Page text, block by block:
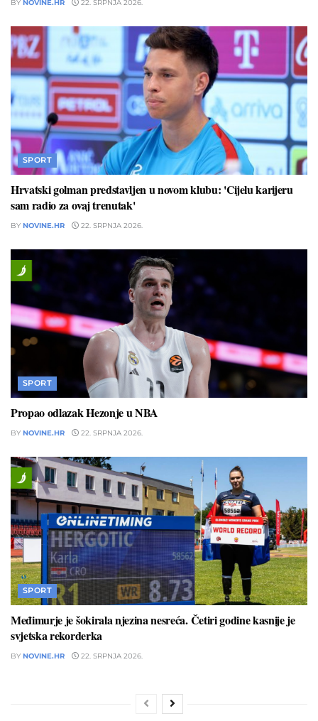
BY NOVINE.HR 22. SRPNJA 2026.
SPORT
Hrvatski golman predstavljen u novom klubu: 'Cijelu karijeru
sam radio za ovaj trenutak'
BY NOVINE.HR 22. SRPNJA 2026.
SPORT
Propao odlazak Hezonje u NBA
BY NOVINE.HR 22. SRPNJA 2026.
SPORT
Međimurje je šokirala njezina nesreća. Četiri godine kasnije je
svjetska rekorderka
BY NOVINE.HR 22. SRPNJA 2026.